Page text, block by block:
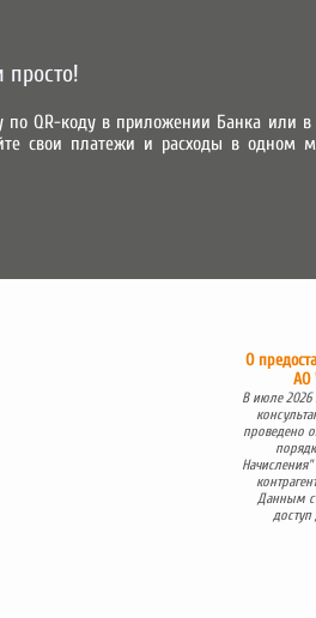
МЫ В
О
АО
В июле 2026
проведено
Данным
по QR-коду в приложении Банка или
свои платежи и расходы в одном